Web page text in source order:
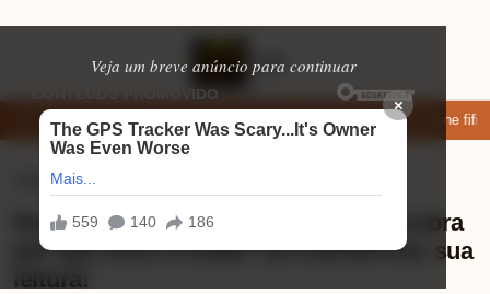
Veja um breve anúncio para continuar
×
apps de namoro que permitem enviar fotos e vídeos Microfone fifine
Celulares
Review PocketBook Verse Pro: descubra
por que esse e-reader vai transformar sua
leitura!